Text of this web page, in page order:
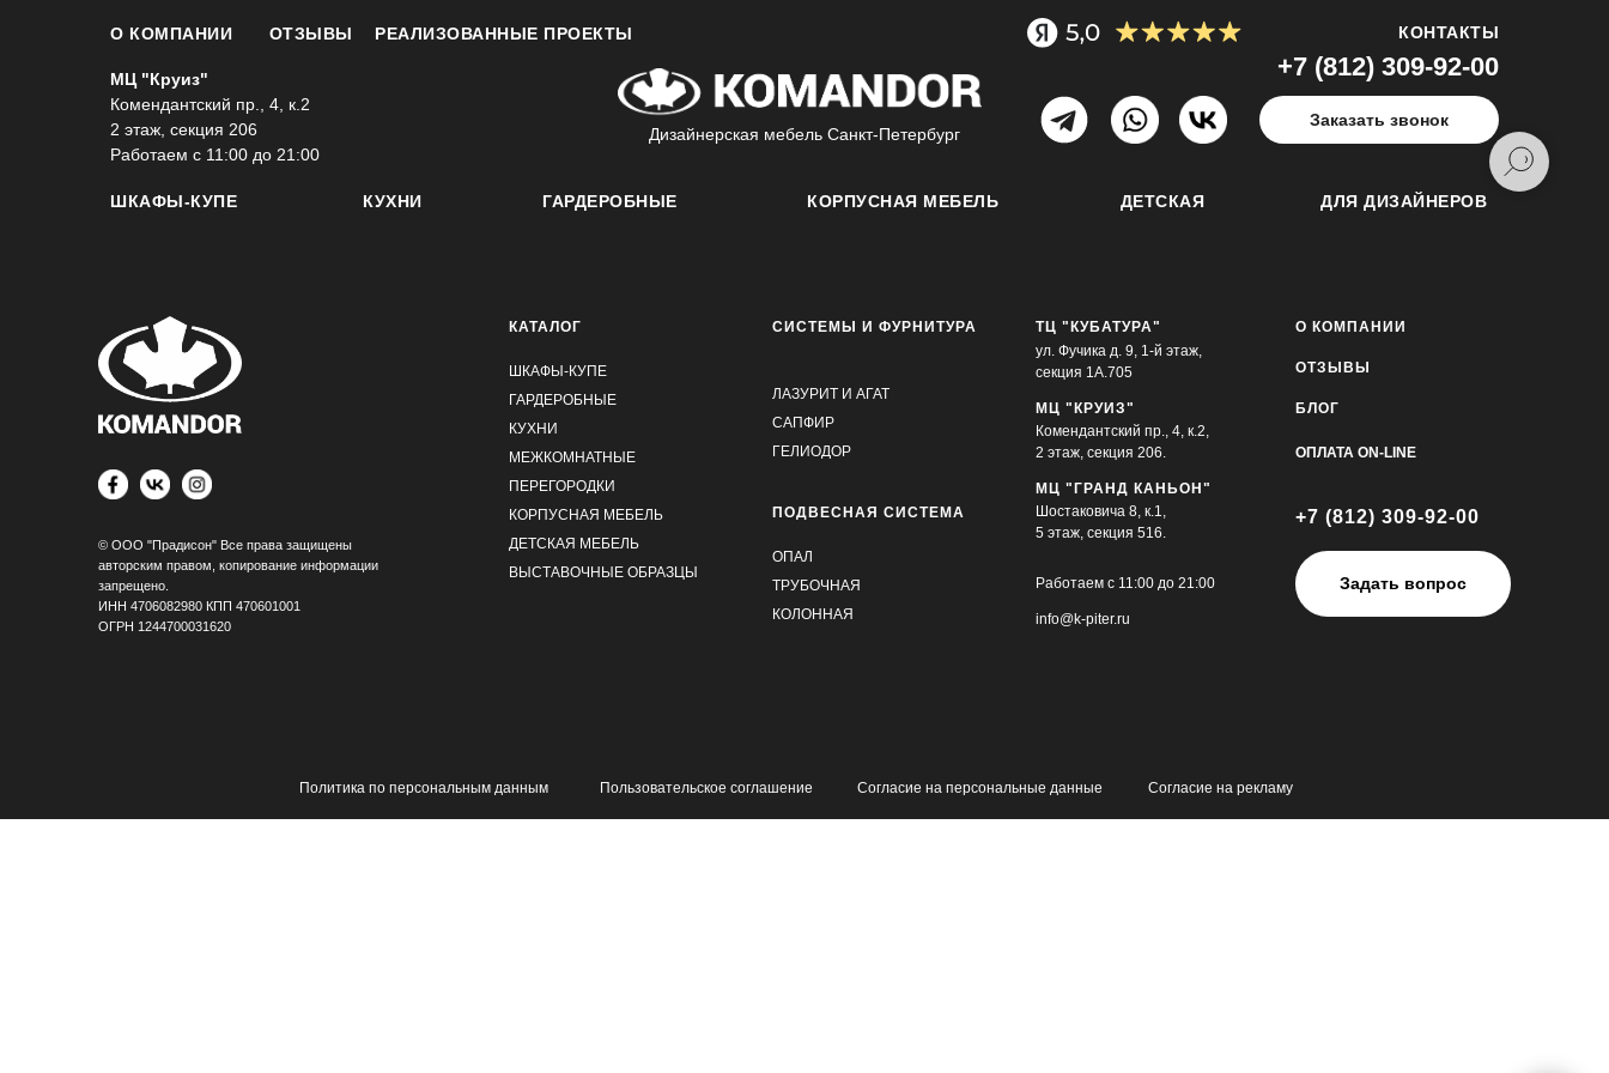
О КОМПАНИИ
Дизайнерская мебель Санкт-Петербург
+7 (812) 309-92-00
РЕАЛИЗОВАННЫЕ ПРОЕКТЫ
МЦ "Круиз"
Комендантский пр., 4, к.2
2 этаж, секция 206
Работаем с 11:00 до 21:00
КОНТАКТЫ
Заказать звонок
ГАРДЕРОБНЫЕ
КУХНИ КОРПУСНАЯ МЕБЕЛЬ
ШКАФЫ-КУПЕ ДЕТСКАЯ ДЛЯ ДИЗАЙНЕРОВ
ОТЗЫВЫ
КАТАЛОГ
ШКАФЫ-КУПЕ
ГАРДЕРОБНЫЕ
КУХНИ
МЕЖКОМНАТНЫЕ
ПЕРЕГОРОДКИ
КОРПУСНАЯ МЕБЕЛЬ
ДЕТСКАЯ МЕБЕЛЬ
ВЫСТАВОЧНЫЕ ОБРАЗЦЫ
СИСТЕМЫ И ФУРНИТУРА
ЛАЗУРИТ И АГАТ
САПФИР
ГЕЛИОДОР
ПОДВЕСНАЯ СИСТЕМА
ОПАЛ
ТРУБОЧНАЯ
КОЛОННАЯ
© ООО "Прадисон" Все права защищены
авторским правом, копирование информации
запрещено.
ИНН 4706082980 КПП 470601001
ОГРН 1244700031620
+7 (812) 309-92-00
Задать вопрос
ОПЛАТА ON-LINE
БЛОГ
О КОМПАНИИ
ОТЗЫВЫ
Работаем с 11:00 до 21:00
info@k-piter.ru
ТЦ "КУБАТУРА"
ул. Фучика д. 9, 1-й этаж,
секция 1А.705
МЦ "КРУИЗ"
Комендантский пр., 4, к.2,
2 этаж, секция 206.
МЦ "ГРАНД КАНЬОН"
Шостаковича 8, к.1,
5 этаж, секция 516.
Политика по персональным данным Пользовательское соглашение Согласие на персональные данные Согласие на рекламу